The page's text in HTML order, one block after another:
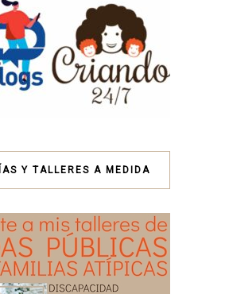
Y TALLERES A MEDIDA